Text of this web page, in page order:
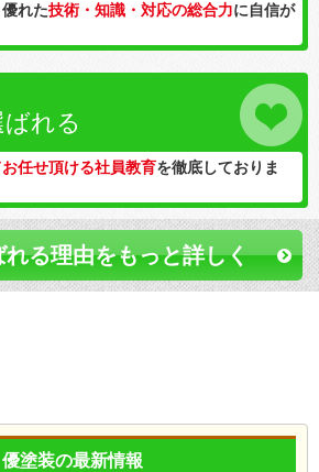
れた技術・知識・対応の総合力に自信が
れる
任せ頂ける社員教育を徹底しておりま
る理由をもっと詳しく
優塗装の最新情報